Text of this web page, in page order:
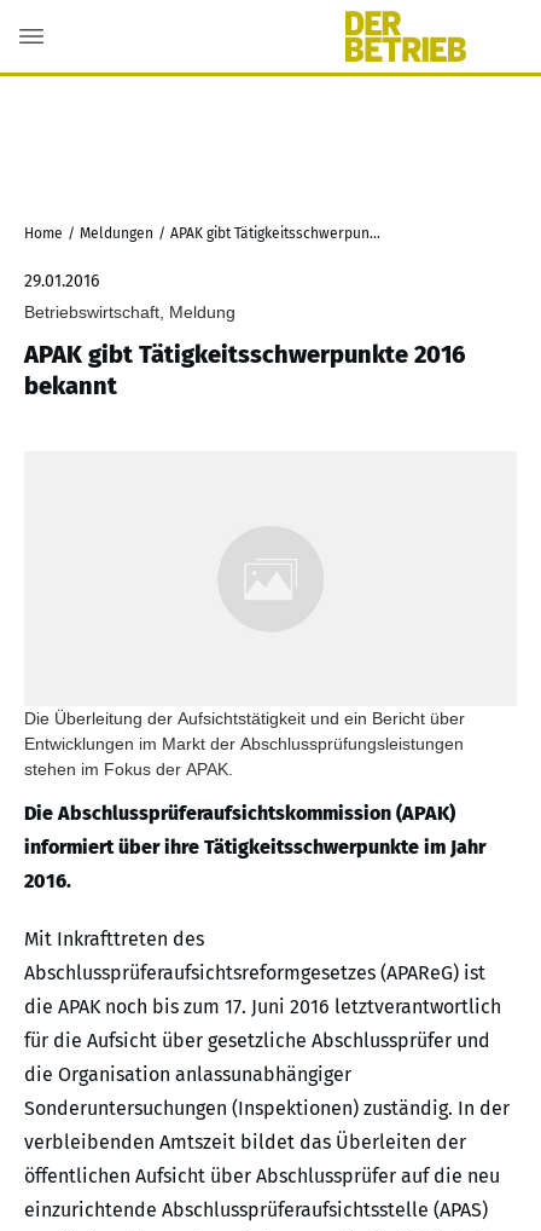
Home / Meldungen / APAK gibt Tätigkeitsschwerpunkte 2016 bekannt
29.01.2016
Betriebswirtschaft, Meldung
APAK gibt Tätigkeitsschwerpunkte 2016
bekannt
Die Überleitung der Aufsichtstätigkeit und ein Bericht über
Entwicklungen im Markt der Abschlussprüfungsleistungen
stehen im Fokus der APAK.
Die Abschlussprüferaufsichtskommission (APAK)
informiert über ihre Tätigkeitsschwerpunkte im Jahr
2016.
Mit Inkrafttreten des
Abschlussprüferaufsichtsreformgesetzes (APAReG) ist
die APAK noch bis zum 17. Juni 2016 letztverantwortlich
für die Aufsicht über gesetzliche Abschlussprüfer und
die Organisation anlassunabhängiger
Sonderuntersuchungen (Inspektionen) zuständig. In der
verbleibenden Amtszeit bildet das Überleiten der
öffentlichen Aufsicht über Abschlussprüfer auf die neu
einzurichtende Abschlussprüferaufsichtsstelle (APAS)